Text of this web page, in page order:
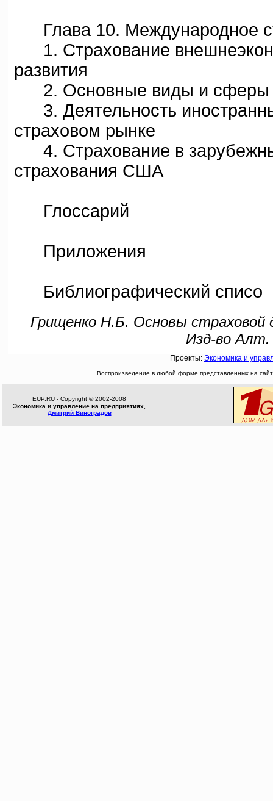
Глава 10. Международное
1. Страхование
развития
2. Основные виды и сферы
3. Деятельность
страховом рынке
4. Страхование в
страхования США
Глоссарий
Приложения
Библиографический списо
Грищенко Н.Б. Основы страховой
Изд-во Алт.
Проекты: Экономика и
Воспроизведение в любой форме представленных на
EUP.RU - Copyright © 2002-2008
Экономика и управление на предприятиях,
Дмитрий Виноградов